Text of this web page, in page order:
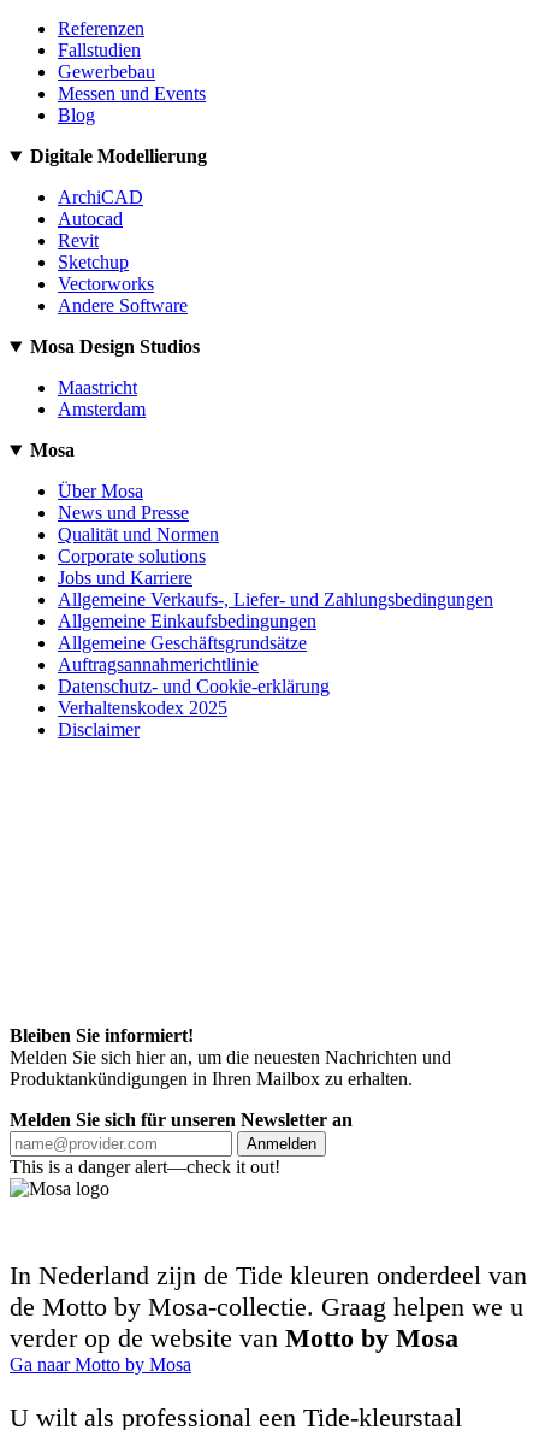
Referenzen
Fallstudien
Gewerbebau
Messen und Events
Blog
Digitale Modellierung
ArchiCAD
Autocad
Revit
Sketchup
Vectorworks
Andere Software
Mosa Design Studios
Maastricht
Amsterdam
Mosa
Über Mosa
News und Presse
Qualität und Normen
Corporate solutions
Jobs und Karriere
Allgemeine Verkaufs-, Liefer- und Zahlungsbedingungen
Allgemeine Einkaufsbedingungen
Allgemeine Geschäftsgrundsätze
Auftragsannahmerichtlinie
Datenschutz- und Cookie-erklärung
Verhaltenskodex 2025
Disclaimer
Bleiben Sie informiert!
Melden Sie sich hier an, um die neuesten Nachrichten und
Produktankündigungen in Ihren Mailbox zu erhalten.
Melden Sie sich für unseren Newsletter an
Anmelden
This is a danger alert—check it out!
In Nederland zijn de Tide kleuren onderdeel van
de Motto by Mosa-collectie. Graag helpen we u
verder op de website van Motto by Mosa
Ga naar Motto by Mosa
U wilt als professional een Tide-kleurstaal